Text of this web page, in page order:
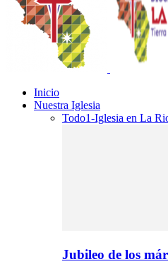
Inicio
Nuestra Iglesia
Todo1-Iglesia en La
Jubileo de los